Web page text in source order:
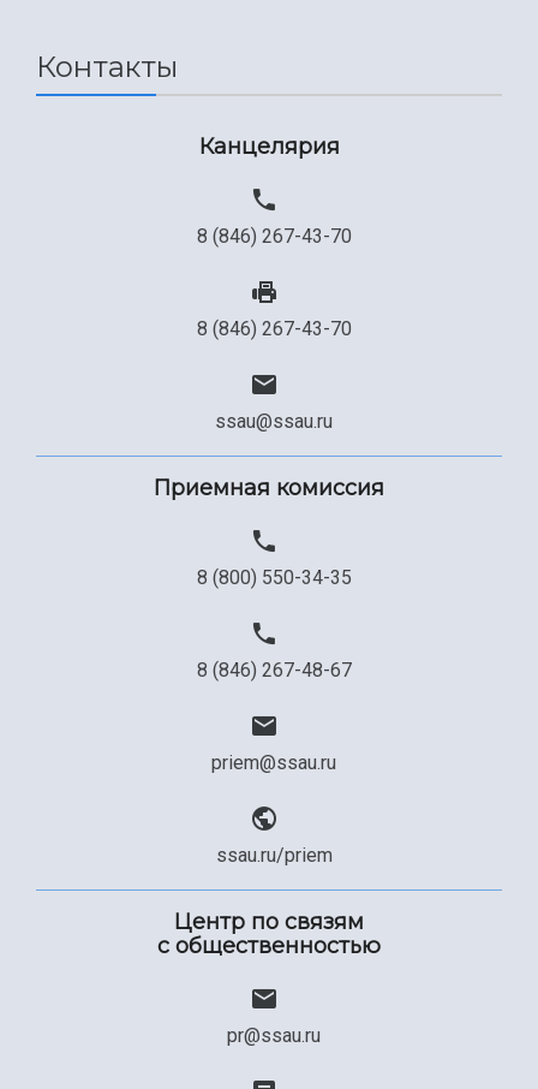
Контакты
Канцелярия
8 (846) 267-43-70
8 (846) 267-43-70
ssau@ssau.ru
Приемная комиссия
8 (800) 550-34-35
8 (846) 267-48-67
priem@ssau.ru
ssau.ru/priem
Центр по связям
с общественностью
pr@ssau.ru